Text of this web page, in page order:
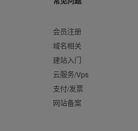
会员注册
域名相关
建站入门
云服务/Vps
支付/发票
网站备案